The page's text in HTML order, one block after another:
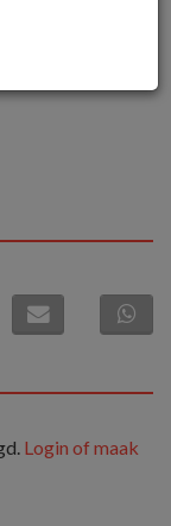
Login of maak